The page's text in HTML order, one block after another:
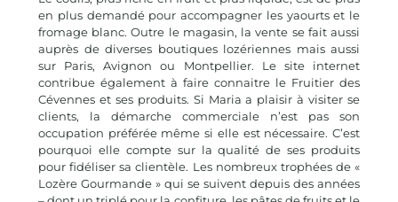
en plus demandé pour accompagner les yaourts et le
fromage blanc. Outre le magasin, la vente se fait aussi
auprès de diverses boutiques lozériennes mais aussi
sur Paris, Avignon ou Montpellier. Le site internet
contribue également à faire connaitre le Fruitier des
Cévennes et ses produits. Si Maria a plaisir à visiter se
clients, la démarche commerciale n’est pas son
occupation préférée même si elle est nécessaire. C’est
pourquoi elle compte sur la qualité de ses produits
pour fidéliser sa clientèle. Les nombreux trophées de «
Lozère Gourmande » qui se suivent depuis des années